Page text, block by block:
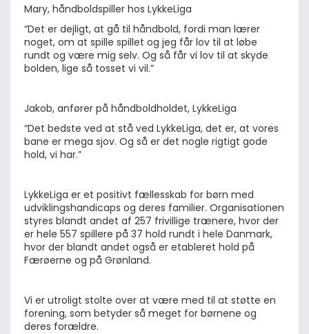
Mary, håndboldspiller hos LykkeLiga
“Det er dejligt, at gå til håndbold, fordi man lærer
noget, om at spille spillet og jeg får lov til at løbe
rundt og være mig selv. Og så får vi lov til at skyde
bolden, lige så tosset vi vil.”
Jakob, anfører på håndboldholdet, LykkeLiga
“Det bedste ved at stå ved LykkeLiga, det er, at vores
bane er mega sjov. Og så er det nogle rigtigt gode
hold, vi har.”
LykkeLiga er et positivt fællesskab for børn med
udviklingshandicaps og deres familier. Organisationen
styres blandt andet af 257 frivillige trænere, hvor der
er hele 557 spillere på 37 hold rundt i hele Danmark,
hvor der blandt andet også er etableret hold på
Færøerne og på Grønland.
Vi er utroligt stolte over at være med til at støtte en
forening, som betyder så meget for børnene og
deres forældre.